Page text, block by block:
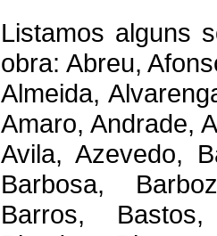
Listamos alguns
obra: Abreu,
Almeida,
Amaro, Andrade,
Avila, Azevedo,
Barbosa,
Barros,